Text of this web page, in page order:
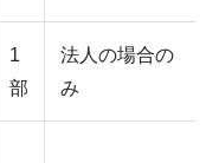
1
部
法人の場合の
み